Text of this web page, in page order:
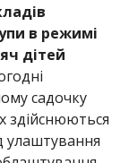
в режимі
дітей
садочку
здійснюються
улаштування